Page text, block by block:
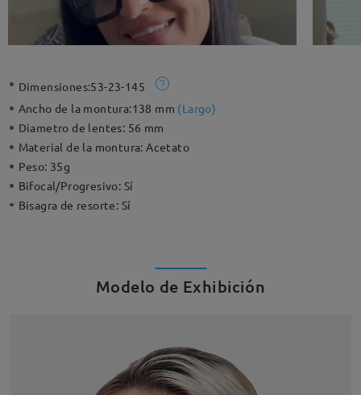
Dimensiones:53-23-145
Ancho de la montura:138 mm (Largo)
Diametro de lentes: 56 mm
Material de la montura:Acetato
Peso: 35g
Bifocal/Progresivo: Sí
Bisagra de resorte: Sí
Modelo de Exhibición